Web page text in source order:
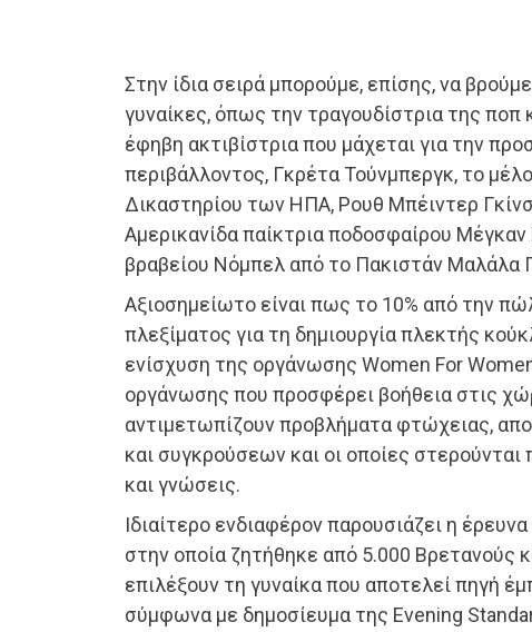
Στην ίδια σειρά μπορούμε, επίσης, να
γυναίκες, όπως την τραγουδίστρια της ποπ
έφηβη ακτιβίστρια που μάχεται για την
περιβάλλοντος, Γκρέτα Τούνμπεργκ, το
Δικαστηρίου των ΗΠΑ, Ρουθ Μπέιντερ
Αμερικανίδα παίκτρια ποδοσφαίρου
βραβείου Νόμπελ από το Πακιστάν Μαλάλα
Αξιοσημείωτο είναι πως το 10% από την
πλεξίματος για τη δημιουργία πλεκτής
ενίσχυση της οργάνωσης Women For
οργάνωσης που προσφέρει βοήθεια στις
αντιμετωπίζουν προβλήματα φτώχειας,
και συγκρούσεων και οι οποίες
και γνώσεις.
Ιδιαίτερο ενδιαφέρον παρουσιάζει η
στην οποία ζητήθηκε από 5.000 Βρετανούς
επιλέξουν τη γυναίκα που αποτελεί πηγή
σύμφωνα με δημοσίευμα της Evening